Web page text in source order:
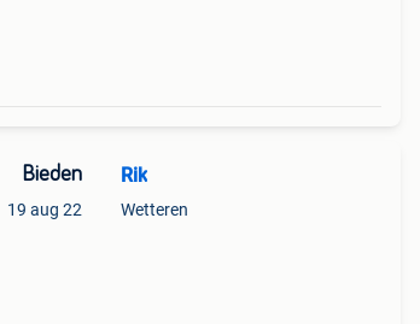
Bieden
19 aug 22
Rik
Wetteren